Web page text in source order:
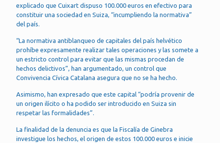
explicado que Cuixart dispuso 100.000 euros en efectivo para
constituir una sociedad en Suiza, “incumpliendo la normativa”
del país.
“La normativa antiblanqueo de capitales del país helvético
prohíbe expresamente realizar tales operaciones y las somete a
un estricto control para evitar que las mismas procedan de
hechos delictivos”, han argumentado, un control que
Convivencia Cívica Catalana asegura que no se ha hecho.
Asimismo, han expresado que este capital “podría provenir de
un origen ilícito o ha podido ser introducido en Suiza sin
respetar las formalidades”.
La finalidad de la denuncia es que la Fiscalía de Ginebra
investigue los hechos, el origen de estos 100.000 euros e inicie